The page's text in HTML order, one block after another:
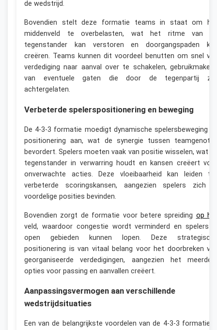
de wedstrijd.
Bovendien stelt deze formatie teams in staat om
middenveld te overbelasten, wat het ritme van
tegenstander kan verstoren en doorgangspaden
creëren. Teams kunnen dit voordeel benutten om snel
verdediging naar aanval over te schakelen,
van eventuele gaten die door de tegenpartij
achtergelaten.
Verbeterde spelerspositionering en beweging
De 4-3-3 formatie moedigt dynamische spelersbeweging
positionering aan, wat de synergie tussen
bevordert. Spelers moeten vaak van positie wisselen, wat
tegenstander in verwarring houdt en kansen creëert
onverwachte acties. Deze vloeibaarheid kan leiden
verbeterde scoringskansen, aangezien spelers zich
voordelige posities bevinden.
Bovendien zorgt de formatie voor betere spreiding op
veld, waardoor congestie wordt verminderd en spelers
open gebieden kunnen lopen. Deze
positionering is van vitaal belang voor het doorbreken
georganiseerde verdedigingen, aangezien het
opties voor passing en aanvallen creëert.
Aanpassingsvermogen aan verschillende
wedstrijdsituaties
Een van de belangrijkste voordelen van de 4-3-3 formatie